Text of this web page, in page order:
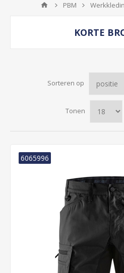
PBM
KORTE
Sorteren op
Tonen
6065996